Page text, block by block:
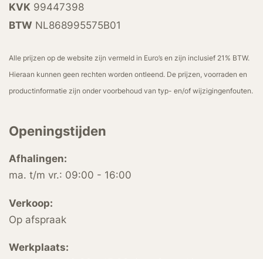
KVK 99447398
BTW NL868995575B01
Alle prijzen op de website zijn vermeld in Euro’s en zijn inclusief 21% BTW.
Hieraan kunnen geen rechten worden ontleend. De prijzen, voorraden en
productinformatie zijn onder voorbehoud van typ- en/of wijzigingenfouten.
Openingstijden
Afhalingen:
ma. t/m vr.: 09:00 - 16:00
Verkoop:
Op afspraak
Werkplaats: